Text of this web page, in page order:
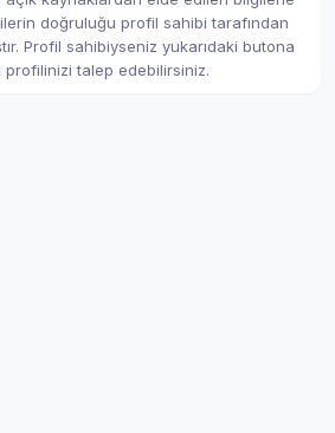
doğruluğu profil sahibi tarafından
Profil sahibiyseniz yukarıdaki butona
profilinizi talep edebilirsiniz.